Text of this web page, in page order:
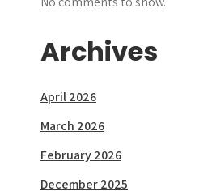
Archives
April 2026
March 2026
February 2026
December 2025